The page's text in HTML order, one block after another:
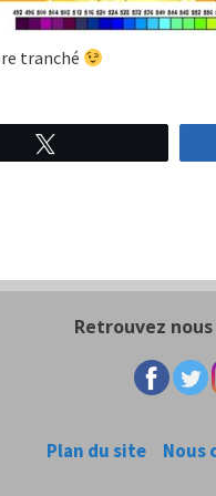
tranché
Retrouvez
Plan du site Nous